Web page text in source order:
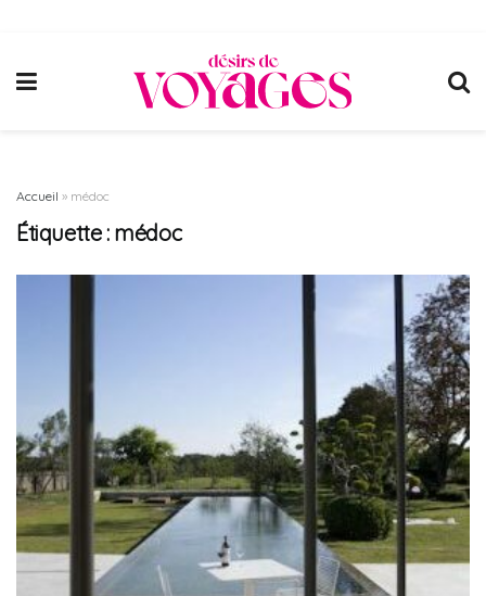
Accueil » médoc
Étiquette : médoc